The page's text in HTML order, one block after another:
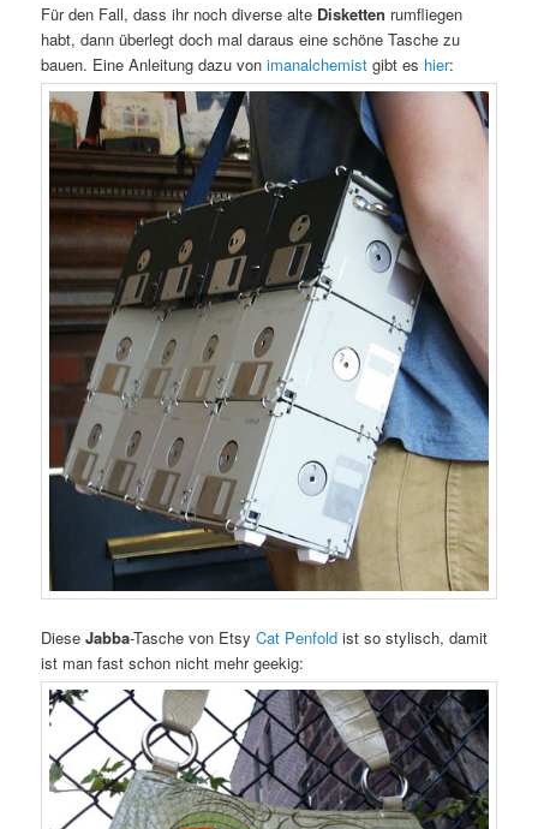
Für den Fall, dass ihr noch diverse alte Disketten rumfliegen
habt, dann überlegt doch mal daraus eine schöne Tasche zu
bauen. Eine Anleitung dazu vonimanalchemist gibt es hier:
DieseJabba-Tasche von EtsyCat Penfold ist so stylisch, damit
ist man fast schon nicht mehr geekig: